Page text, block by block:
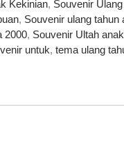
Kekinian, Souvenir
, Souvenir ulang
2000, Souvenir Ultah
untuk, tema ulang